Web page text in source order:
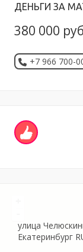
ДЕНЬГИ ЗА
380 000
+7 966 700-
улица
Екатеринбург